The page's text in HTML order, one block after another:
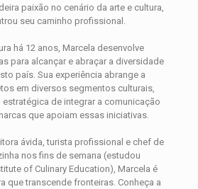
paixão no cenário da arte e cultura,
seu caminho profissional.
há 12 anos, Marcela desenvolve
para alcançar e abraçar a diversidade
país. Sua experiência abrange a
em diversos segmentos culturais,
de integrar a comunicação
que apoiam essas iniciativas.
ávida, turista profissional e chef de
nos fins de semana (estudou
of Culinary Education), Marcela é
que transcende fronteiras. Conheça a